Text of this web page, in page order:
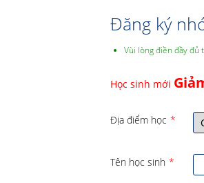
Đăng ký
Vùi lòng điền đầy đủ
Học sinh mới
Địa điểm học *
Tên học sinh *